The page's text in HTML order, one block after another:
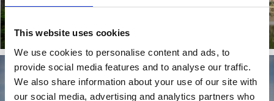
This website uses cookies
We use cookies to personalise content and ads, to
provide social media features and to analyse our traffic.
We also share information about your use of our site with
our social media, advertising and analytics partners who